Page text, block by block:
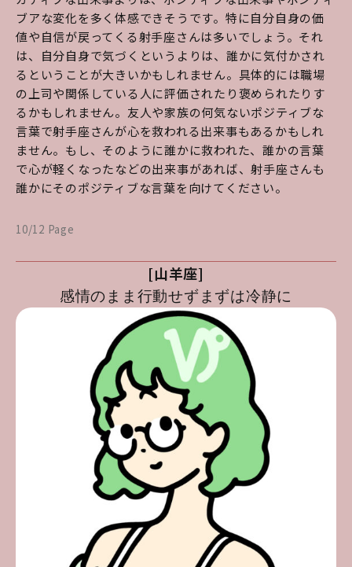
ブアな変化を多く体感できそうです。特に自分自身の価
値や自信が戻ってくる射手座さんは多いでしょう。それ
は、自分自身で気づくというよりは、誰かに気付かされ
るということが大きいかもしれません。具体的には職場
の上司や関係している人に評価されたり褒められたりす
るかもしれません。友人や家族の何気ないポジティブな
言葉で射手座さんが心を救われる出来事もあるかもしれ
ません。もし、そのように誰かに救われた、誰かの言葉
で心が軽くなったなどの出来事があれば、射手座さんも
誰かにそのポジティブな言葉を向けてください。
10/12 Page
[山羊座]
感情のまま行動せずまずは冷静に